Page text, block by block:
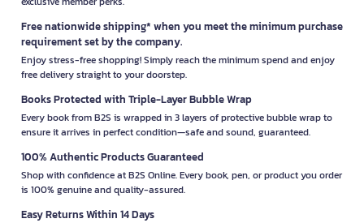
Free nationwide shipping* when you meet the minimum purchase
requirement set by the company.
Enjoy stress-free shopping! Simply reach the minimum spend and enjoy
free delivery straight to your doorstep.
Books Protected with Triple-Layer Bubble Wrap
Every book from B2S is wrapped in 3 layers of protective bubble wrap to
ensure it arrives in perfect condition—safe and sound, guaranteed.
100% Authentic Products Guaranteed
Shop with confidence at B2S Online. Every book, pen, or product you order
is 100% genuine and quality-assured.
Easy Returns Within 14 Days